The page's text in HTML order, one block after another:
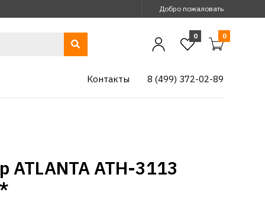
Добро пожаловать
0 0
8 (499) 372-02-89
Контакты
ATLANTA ATH-3113